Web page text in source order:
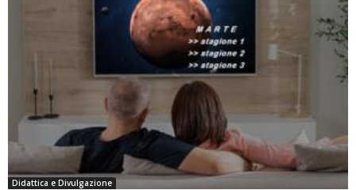
Didattica e Divulgazione